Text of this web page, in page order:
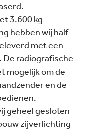
3.600 kg
hebben wij half
met een
De radiografische
mogelijk om de
en de
geheel gesloten
zijverlichting